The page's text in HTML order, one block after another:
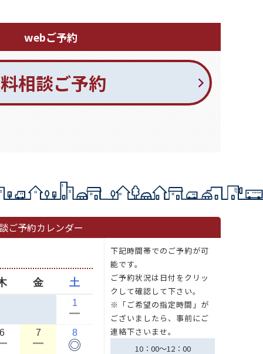
webご予約
相談ご予約
ご予約カレンダー
金 土
1
ー
7
ー
8
◎
下記時間帯でのご予約が可
能です。
ご予約状況は日付をクリッ
クして確認して下さい。
※「ご希望の指定時間」が
ございましたら、事前にご
連絡下さいませ。
10：00～12：00